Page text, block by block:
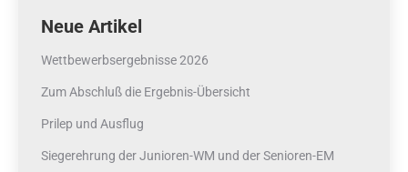
Neue Artikel
Wettbewerbsergebnisse 2026
Zum Abschluß die Ergebnis-Übersicht
Prilep und Ausflug
Siegerehrung der Junioren-WM und der Senioren-EM